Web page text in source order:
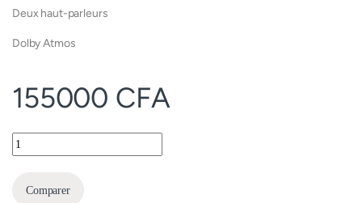
Deux haut-parleurs
Dolby Atmos
155000 CFA
Tecno Camon 30 quantity
Comparer